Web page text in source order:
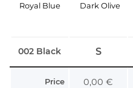
Royal Blue
Dark Olive
002 Black S
Price 0,00 €